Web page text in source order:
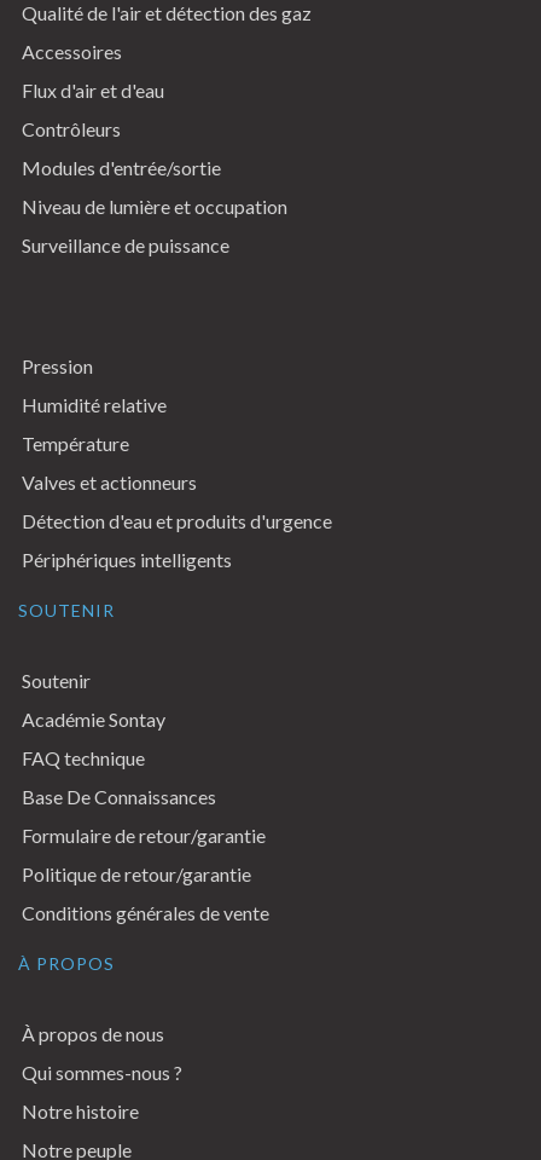
Qualité de l'air et détection des gaz
Accessoires
Flux d'air et d'eau
Contrôleurs
Modules d'entrée/sortie
Niveau de lumière et occupation
Surveillance de puissance
Pression
Humidité relative
Température
Valves et actionneurs
Détection d'eau et produits d'urgence
Périphériques intelligents
SOUTENIR
Soutenir
Académie Sontay
FAQ technique
Base De Connaissances
Formulaire de retour/garantie
Politique de retour/garantie
Conditions générales de vente
À PROPOS
À propos de nous
Qui sommes-nous ?
Notre histoire
Notre peuple